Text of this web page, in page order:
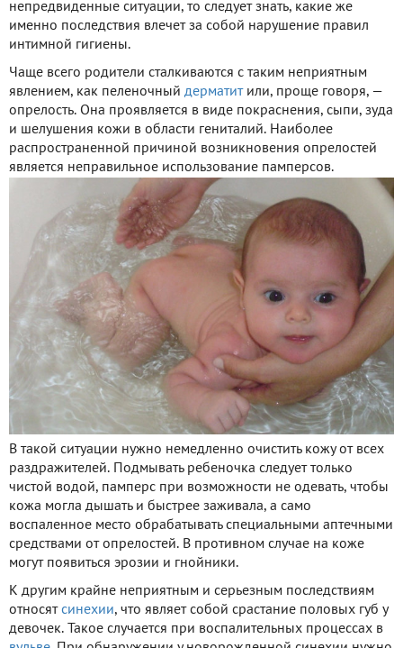
непредвиденные ситуации, то следует знать, какие же
именно последствия влечет за собой нарушение правил
интимной гигиены.
Чаще всего родители сталкиваются с таким неприятным
явлением, как пеленочный дерматитили, проще говоря, —
опрелость. Она проявляется в виде покраснения, сыпи, зуда
и шелушения кожи в области гениталий. Наиболее
распространенной причиной возникновения опрелостей
является неправильное использование памперсов.
В такой ситуации нужно немедленно очистить кожу от всех
раздражителей. Подмывать ребеночка следует только
чистой водой, памперс при возможности не одевать, чтобы
кожа могла дышать и быстрее заживала, а само
воспаленное место обрабатывать специальными аптечными
средствами от опрелостей. В противном случае на коже
могут появиться эрозии и гнойники.
К другим крайне неприятным и серьезным последствиям
относят синехии, что являет собой срастание половых губ у
девочек. Такое случается при воспалительных процессах в